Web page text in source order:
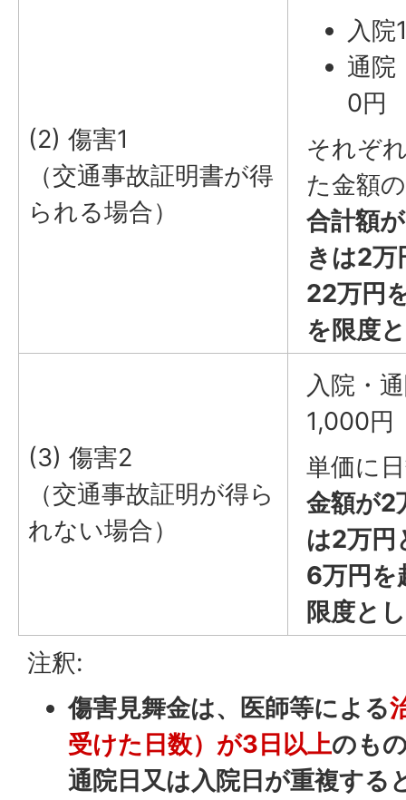
(2) 傷害1
（交通事故証明書が得
られる場合）
入
通院
0円
それぞ
た金額
合計額
きは2万
22万円
を限度
(3) 傷害2
（交通事故証明が得ら
れない場合）
入院・
1,000円
単価に
金額が2
は2万円
6万円を
限度と
注釈:
傷害見舞金は、医師等による
受けた日数）が3日以上のも
通院日又は入院日が重複する